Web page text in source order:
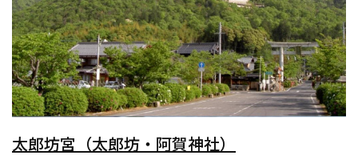
太郎坊宮（太郎坊・阿賀神社）